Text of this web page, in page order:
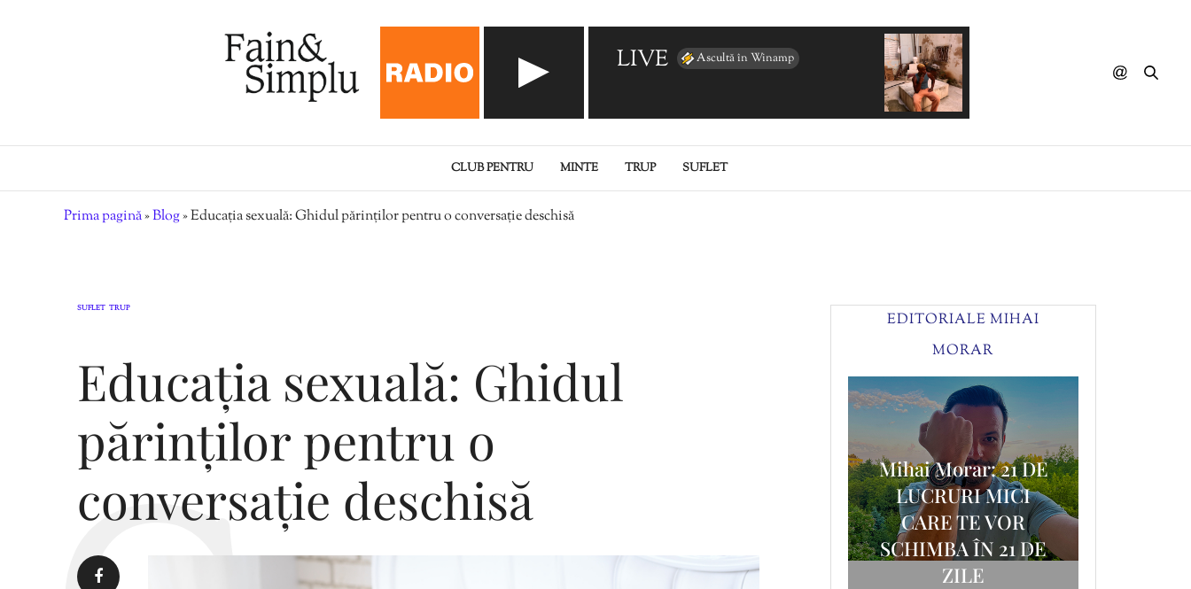
LIVE Ascultă în Winamp
MICHAEL JACKSON - Liberian Girl
CLUB PENTRU MINTE TRUP SUFLET
Prima pagină»Blog»Educația sexuală: Ghidul părinților pentru o conversație deschisă
SUFLET TRUP
Educația sexuală: Ghidul
părinților pentru o
conversație deschisă
EDITORIALE MIHAI
MORAR
FRUMOS
Mihai Morar: 21 DE
LUCRURI MICI
CARE TE VOR
SCHIMBA ÎN 21 DE
ZILE